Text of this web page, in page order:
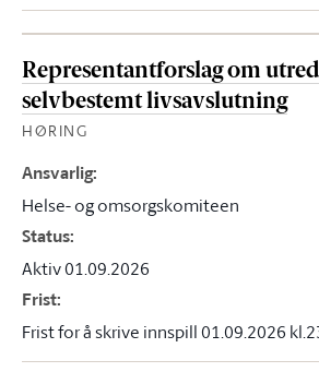
Representantforslag om
selvbestemt livsavslutning
HØRING
Ansvarlig:
Helse- og omsorgskomiteen
Status:
Aktiv 01.09.2026
Frist:
Frist for å skrive innspill 01.09.2026